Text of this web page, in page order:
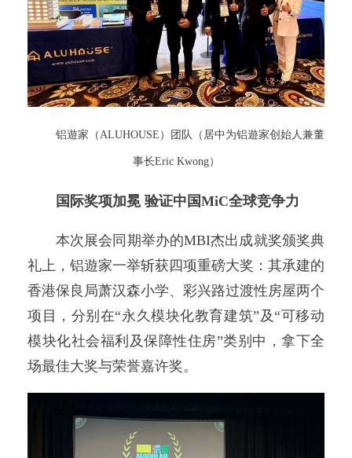
铝遊家（ALUHOUSE）团队（居中为铝遊家创始人兼董
事长Eric Kwong）
国际奖项加冕 验证中国MiC全球竞争力
本次展会同期举办的MBI杰出成就奖颁奖典
礼上，铝遊家一举斩获四项重磅大奖：其承建的
香港保良局萧汉森小学、彩兴路过渡性房屋两个
项目，分别在“永久模块化教育建筑”及“可移动
模块化社会福利及保障性住房”类别中，拿下全
场最佳大奖与荣誉嘉许奖。